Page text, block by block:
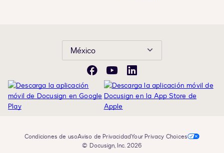
México
FacebookYouTubeLinkedIn
Condiciones de usoAviso de PrivacidadYour Privacy Choices
© Docusign, Inc. 2026